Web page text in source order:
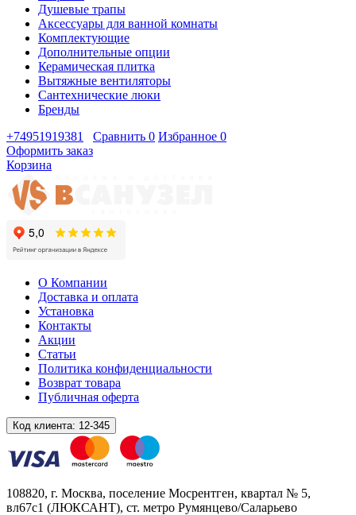
Душевые трапы
Аксессуары для ванной комнаты
Комплектующие
Дополнительные опции
Керамическая плитка
Вытяжные вентиляторы
Сантехнические люки
Бренды
+74951919381
Сравнить 0 Избранное 0
Оформить заказ
Корзина
О Компании
Доставка и оплата
Установка
Контакты
Акции
Статьи
Политика конфиденциальности
Возврат товара
Публичная оферта
Код клиента: 12-345
108820, г. Москва, поселение Мосрентген, квартал № 5,
вл67с1 (ЛЮКСАНТ), ст. метро Румянцево/Саларьево